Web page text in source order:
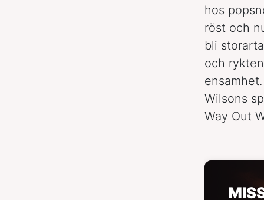
hos
röst och
bli
och
Wilsons
Way Out